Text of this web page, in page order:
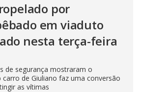
por
em viaduto
nesta terça-feira
de segurança mostraram o
de Giuliano faz uma conversão
as vítimas